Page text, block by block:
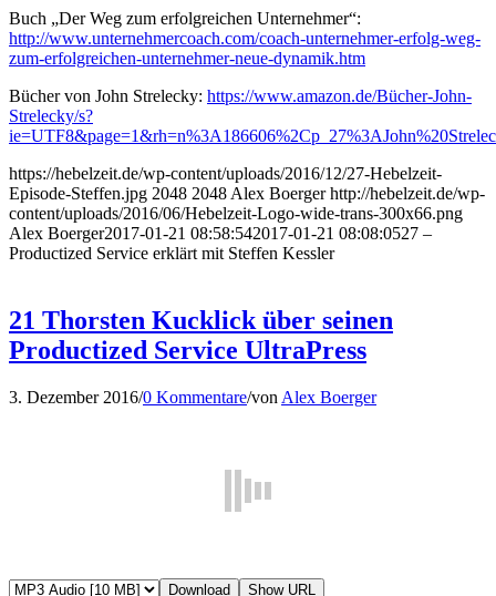
Buch „Der Weg zum erfolgreichen Unternehmer“:
http://www.unternehmercoach.com/coach-unternehmer-erfolg-weg-
zum-erfolgreichen-unternehmer-neue-dynamik.htm
Bücher von John Strelecky: https://www.amazon.de/Bücher-John-
Strelecky/s?
https://hebelzeit.de/wp-content/uploads/2016/12/27-Hebelzeit-
Episode-Steffen.jpg 2048 2048 Alex Boerger http://hebelzeit.de/wp-
content/uploads/2016/06/Hebelzeit-Logo-wide-trans-300x66.png
Alex Boerger2017-01-21 08:58:542017-01-21 08:08:0527 –
Productized Service erklärt mit Steffen Kessler
21 Thorsten Kucklick über seinen
Productized Service UltraPress
3. Dezember 2016/0 Kommentare/von Alex Boerger
Download Show URL